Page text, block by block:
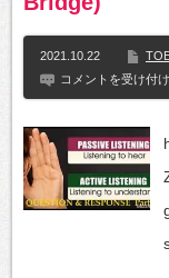
2021.10.22
QUESTION
#2A
(Easy
Practice
of
Listening
コメントを受け付